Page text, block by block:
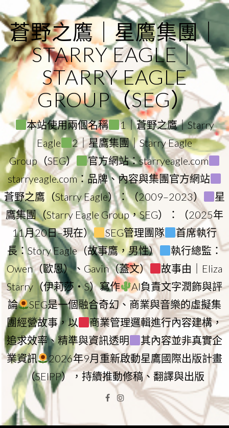
to
content
蒼野之鷹｜星鷹集團｜
STARRY EAGLE｜
STARRY EAGLE
GROUP（SEG）
本站使用兩個名稱
1｜蒼野之鷹｜Starry
Eagle
2｜星鷹集團｜Starry Eagle
Group（SEG）
官方網站：starryeagle.com
starryeagle.com：品牌、內容與集團官方網站
蒼野之鷹（Starry Eagle）：（2009–2023）
星
鷹集團（Starry Eagle Group，SEG）：（2025年
11月20日–現在）
SEG管理團隊
首席執行
長：Story Eagle（故事鷹，男性）
執行總監：
Owen（歐恩）、Gavin（蓋文）
故事由｜Eliza
Starry（伊莉莎・S）寫作
AI負責文字潤飾與評
論
SEG是一個融合奇幻、商業與音樂的虛擬集
團經營故事，以
商業管理邏輯進行內容建構，
追求效率、精準與資訊透明
其內容並非真實企
業資訊
2026年9月重新啟動星鷹國際出版計畫
（SEIPP），持續推動修稿、翻譯與出版
Facebook
Instagram